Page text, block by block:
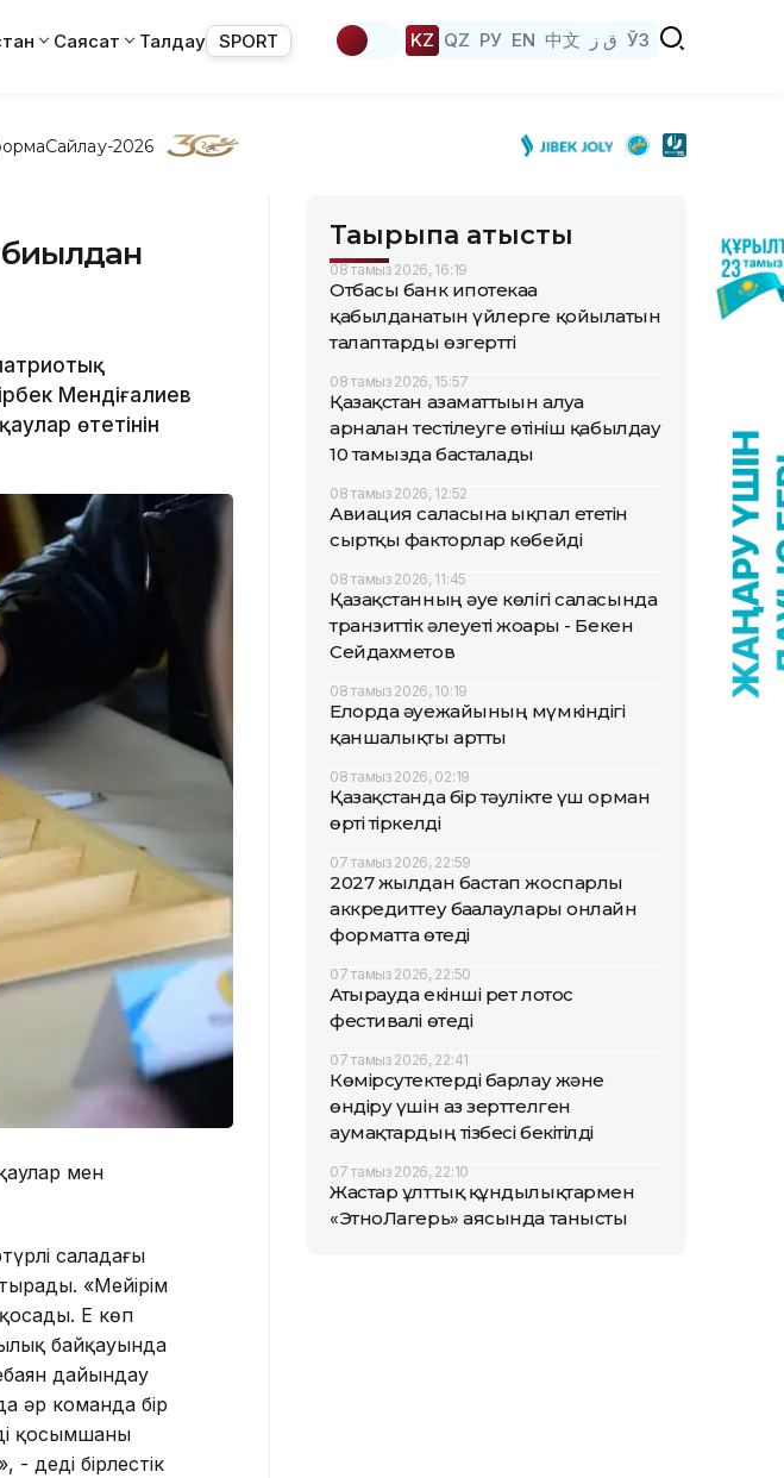
Саясат Талдау SPORT KZ QZ РУ EN 中文 ق ز ЎЗ
Сайлау-2026
биылдан
Мендіғалиев
өтетінін
мен
саладағы
«Мейірім
Ең көп
байқауында
дайындау
әр команда бір
қосымшаның
деді бірлестік
Тақырыпқа қатысты
08 тамыз 2026, 16:19
Отбасы банк ипотекаға
қабылданатын үйлерге қойылатын
талаптарды өзгертті
08 тамыз 2026, 15:57
Қазақстан азаматтығын алуға
арналған тестілеуге өтініш қабылдау
10 тамызда басталады
08 тамыз 2026, 12:52
Авиация саласына ықпал ететін
сыртқы факторлар көбейді
08 тамыз 2026, 11:45
Қазақстанның әуе көлігі саласында
транзиттік әлеуеті жоғары - Бекен
Сейдахметов
08 тамыз 2026, 10:19
Елорда әуежайының мүмкіндігі
қаншалықты артты
08 тамыз 2026, 02:19
Қазақстанда бір тәулікте үш орман
өрті тіркелді
07 тамыз 2026, 22:59
2027 жылдан бастап жоспарлы
аккредиттеу бағалаулары онлайн
форматта өтеді
07 тамыз 2026, 22:50
Атырауда екінші рет лотос
фестивалі өтеді
07 тамыз 2026, 22:41
Көмірсутектерді барлау және
өндіру үшін аз зерттелген
аумақтардың тізбесі бекітілді
07 тамыз 2026, 22:10
Жастар ұлттық құндылықтармен
«ЭтноЛагерь» аясында танысты